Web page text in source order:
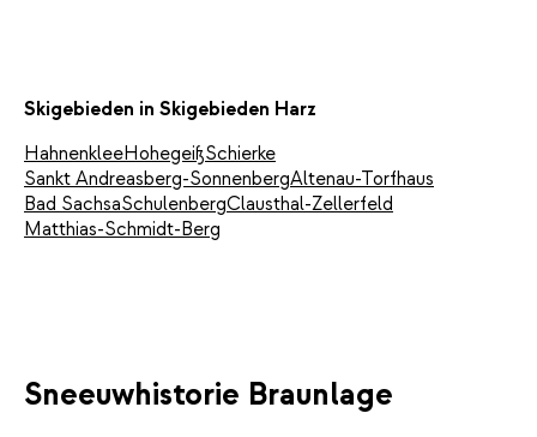
Skigebieden in Skigebieden Harz
HahnenkleeHohegeißSchierke
Sankt Andreasberg-SonnenbergAltenau-Torfhaus
Bad SachsaSchulenbergClausthal-Zellerfeld
Matthias-Schmidt-Berg
Sneeuwhistorie Braunlage